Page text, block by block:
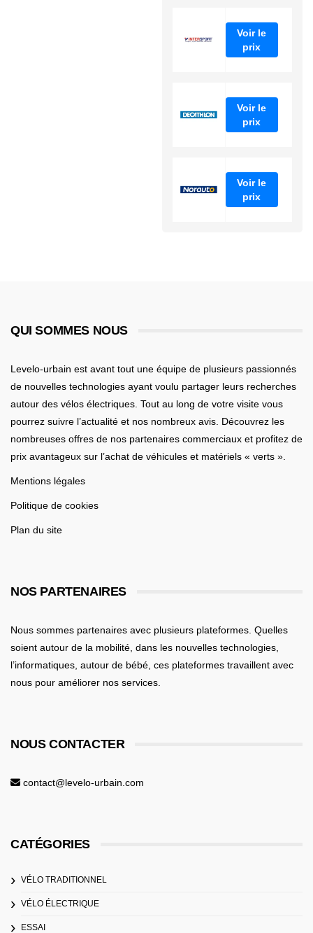
Voir le
prix
Voir le
prix
Voir le
prix
QUI SOMMES NOUS
Levelo-urbain est avant tout une équipe de plusieurs passionnés
de nouvelles technologies ayant voulu partager leurs recherches
autour des vélos électriques. Tout au long de votre visite vous
pourrez suivre l’actualité et nos nombreux avis. Découvrez les
nombreuses offres de nos partenaires commerciaux et profitez de
prix avantageux sur l’achat de véhicules et matériels « verts ».
Mentions légales
Politique de cookies
Plan du site
NOS PARTENAIRES
Nous sommes partenaires avec plusieurs plateformes. Quelles
soient autour de la mobilité , dans les nouvelles technologies,
l’informatiques, autour de bébé , ces plateformes travaillent avec
nous pour améliorer nos services.
NOUS CONTACTER
contact@levelo-urbain.com
CATÉGORIES
VÉLO TRADITIONNEL
VÉLO ÉLECTRIQUE
ESSAI